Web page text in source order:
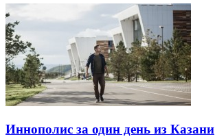
Иннополис за один день из Казани